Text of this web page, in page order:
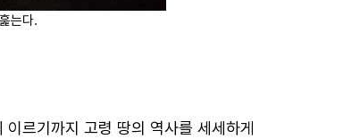
는다.
르기까지 고령 땅의 역사를 세세하게